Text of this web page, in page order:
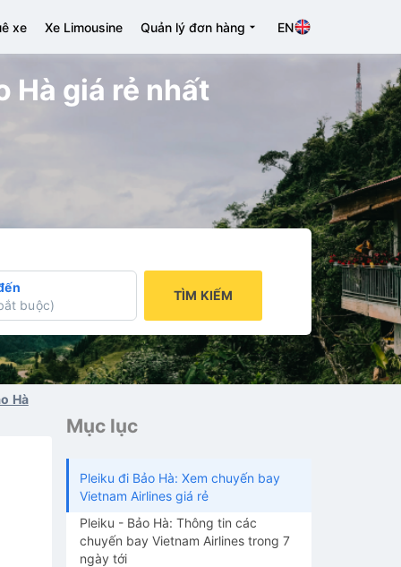
xe Xe Limousine Quản lý đơn hàng EN
Hà giá rẻ nhất
buộc)
TÌM KIẾM
Hà
Mục lục
Pleiku đi Bảo Hà: Xem chuyến bay
Vietnam Airlines giá rẻ
Pleiku - Bảo Hà: Thông tin các
chuyến bay Vietnam Airlines trong 7
ngày tới